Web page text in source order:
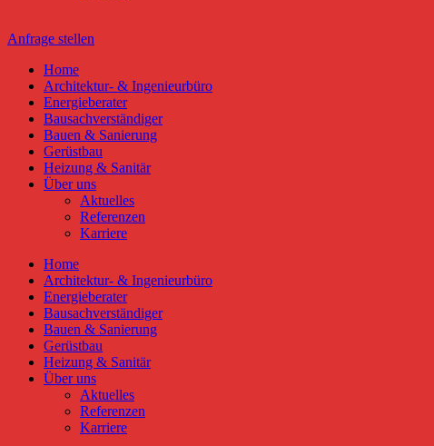
Anfrage stellen
Home
Architektur- & Ingenieurbüro
Energieberater
Bausachverständiger
Bauen & Sanierung
Gerüstbau
Heizung & Sanitär
Über uns
Aktuelles
Referenzen
Karriere
Home
Architektur- & Ingenieurbüro
Energieberater
Bausachverständiger
Bauen & Sanierung
Gerüstbau
Heizung & Sanitär
Über uns
Aktuelles
Referenzen
Karriere